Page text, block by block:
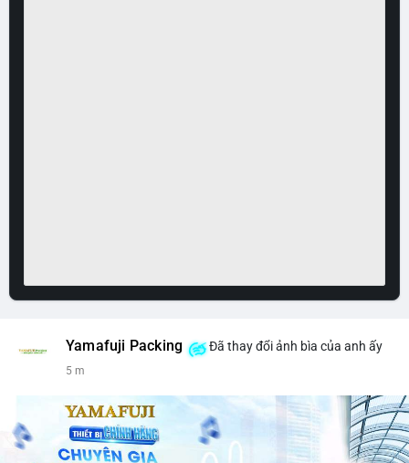
Yamafuji Packing Đã thay đổi ảnh bìa của anh ấy
5 m